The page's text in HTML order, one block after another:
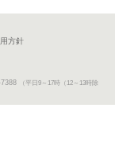
方針
（平日9～17時（12～13時除